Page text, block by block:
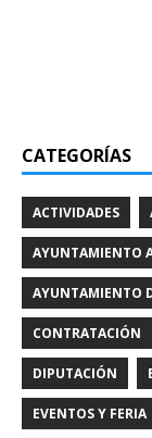
CATEGORÍAS
ACTIVIDADES
AYUNTAMIENTO
AYUNTAMIENTO
CONTRATACIÓN
DIPUTACIÓN
EVENTOS Y FERIA